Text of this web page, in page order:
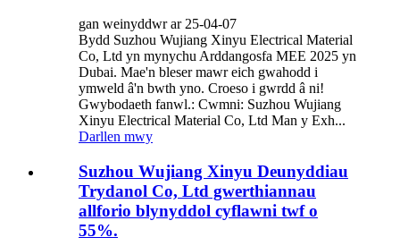
gan weinyddwr ar 25-04-07
Bydd Suzhou Wujiang Xinyu Electrical Material
Co, Ltd yn mynychu Arddangosfa MEE 2025 yn
Dubai. Mae'n bleser mawr eich gwahodd i
ymweld â'n bwth yno. Croeso i gwrdd â ni!
Gwybodaeth fanwl.: Cwmni: Suzhou Wujiang
Xinyu Electrical Material Co, Ltd Man y Exh...
Darllen mwy
Suzhou Wujiang Xinyu Deunyddiau
Trydanol Co, Ltd gwerthiannau
allforio blynyddol cyflawni twf o
55%.